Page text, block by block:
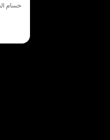
حسام